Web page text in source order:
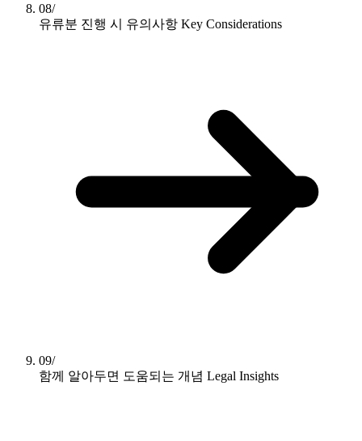
08/
유류분 진행 시 유의사항 Key Considerations
09/
함께 알아두면 도움되는 개념 Legal Insights